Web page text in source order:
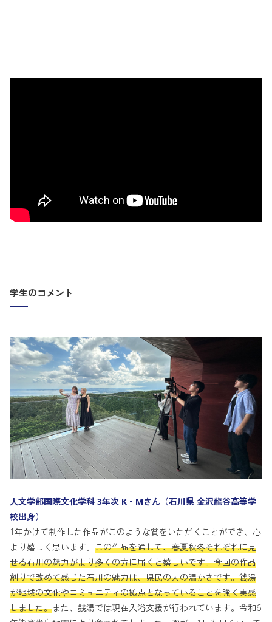
学生のコメント
人文学部国際文化学科 3年次 K・Mさん（石川県 金沢龍谷高等学
校出身）
1年かけて制作した作品がこのような賞をいただくことができ、心
より嬉しく思います。 この作品を通して、春夏秋冬それぞれに見
せる石川の魅力がより多くの方に届くと嬉しいです。今回の作品
創りで改めて感じた石川の魅力は、県民の人の温かさです。銭湯
が地域の文化やコミュニティの拠点となっていることを強く実感
しました。また、銭湯では現在入浴支援が行われています。令和6